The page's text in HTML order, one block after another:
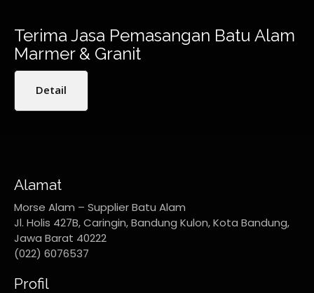
Terima Jasa Pemasangan Batu Alam
Marmer & Granit
Detail
Alamat
Morse Alam – Supplier Batu Alam
Jl. Holis 427B, Caringin, Bandung Kulon, Kota Bandung,
Jawa Barat 40222
(022) 6076537
Profil